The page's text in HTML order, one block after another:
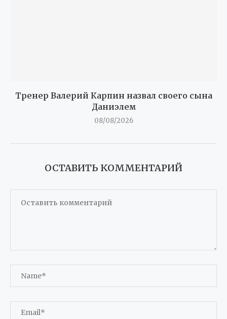
Тренер Валерий Карпин назвал своего сына
Даниэлем
08/08/2026
ОСТАВИТЬ КОММЕНТАРИЙ